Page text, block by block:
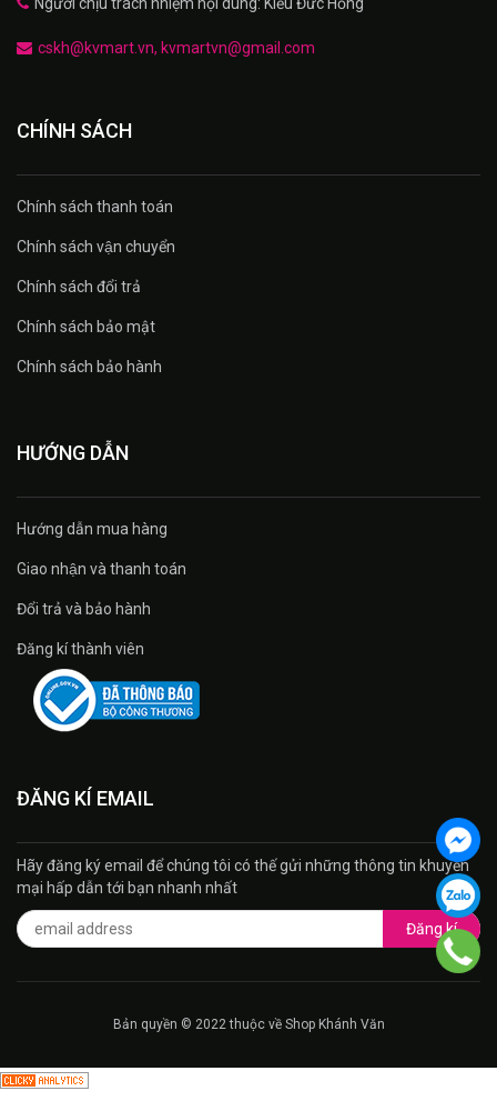
Người chịu trách nhiệm nội dung: Kiều Đức Hồng
cskh@kvmart.vn, kvmartvn@gmail.com
CHÍNH SÁCH
Chính sách thanh toán
Chính sách vận chuyển
Chính sách đổi trả
Chính sách bảo mật
Chính sách bảo hành
HƯỚNG DẪN
Hướng dẫn mua hàng
Giao nhận và thanh toán
Đổi trả và bảo hành
Đăng kí thành viên
ĐĂNG KÍ EMAIL
Hãy đăng ký email để chúng tôi có thế gửi những thông tin khuyến
mại hấp dẫn tới bạn nhanh nhất
Đăng kí
Bản quyền © 2022 thuộc về Shop Khánh Văn